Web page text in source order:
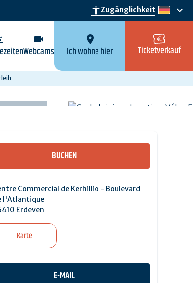
accessibility_newZugänglichkeit de
keyboard_arrow_down
videocam
Webcams
location_on
Ich wohne hier Ticketverkauf
BUCHEN
Commercial de Kerhillio - Boulevard
l'Atlantique
Erdeven
Karte
E-MAIL